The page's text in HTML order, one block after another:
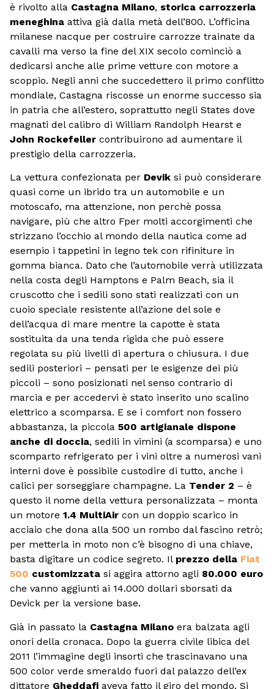
è rivolto alla Castagna Milano, storica carrozzeria
meneghina attiva già dalla metà dell’800. L’officina
milanese nacque per costruire carrozze trainate da
cavalli ma verso la fine del XIX secolo cominciò a
dedicarsi anche alle prime vetture con motore a
scoppio. Negli anni che succedettero il primo conflitto
mondiale, Castagna riscosse un enorme successo sia
in patria che all’estero, soprattutto negli States dove
magnati del calibro di William Randolph Hearst e
John Rockefeller contribuirono ad aumentare il
prestigio della carrozzeria.
La vettura confezionata per Devik si può considerare
quasi come un ibrido tra un automobile e un
motoscafo, ma attenzione, non perchè possa
navigare, più che altro Fper molti accorgimenti che
strizzano l’occhio al mondo della nautica come ad
esempio i tappetini in legno tek con rifiniture in
gomma bianca. Dato che l’automobile verrà utilizzata
nella costa degli Hamptons e Palm Beach, sia il
cruscotto che i sedili sono stati realizzati con un
cuoio speciale resistente all’azione del sole e
dell’acqua di mare mentre la capotte è stata
sostituita da una tenda rigida che può essere
regolata su più livelli di apertura o chiusura. I due
sedili posteriori – pensati per le esigenze dei più
piccoli – sono posizionati nel senso contrario di
marcia e per accedervi è stato inserito uno scalino
elettrico a scomparsa. E se i comfort non fossero
abbastanza, la piccola 500 artigianale dispone
anche di doccia, sedili in vimini (a scomparsa) e uno
scomparto refrigerato per i vini oltre a numerosi vani
interni dove è possibile custodire di tutto, anche i
calici per sorseggiare champagne. La Tender 2 – è
questo il nome della vettura personalizzata – monta
un motore 1.4 MultiAir con un doppio scarico in
acciaio che dona alla 500 un rombo dal fascino retrò;
per metterla in moto non c’è bisogno di una chiave,
basta digitare un codice segreto. Il prezzo della Fiat
500 customizzata si aggira attorno agli 80.000 euro
che vanno aggiunti ai 14.000 dollari sborsati da
Devick per la versione base.
Già in passato la Castagna Milano era balzata agli
onori della cronaca. Dopo la guerra civile libica del
2011 l’immagine degli insorti che trascinavano una
500 color verde smeraldo fuori dal palazzo dell’ex
dittatore Gheddafi aveva fatto il giro del mondo. Si